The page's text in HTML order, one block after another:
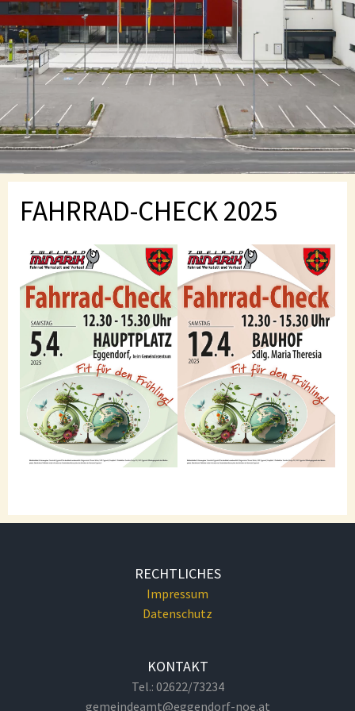
FAHRRAD-CHECK 2025
RECHTLICHES
Impressum
Datenschutz
KONTAKT
Tel.: 02622/73234
gemeindeamt@eggendorf-noe.at